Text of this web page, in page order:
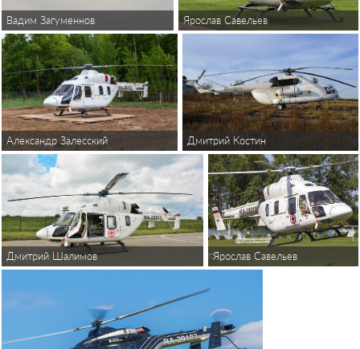
Вадим Загуменнов Ярослав Савельев
Александр Залесский Дмитрий Костин
Дмитрий Шалимов Ярослав Савельев